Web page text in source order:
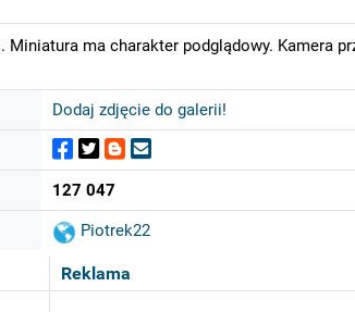
ma charakter podglądowy. Kamera
Dodaj zdjęcie do galerii!
127 047
Piotrek22
Reklama